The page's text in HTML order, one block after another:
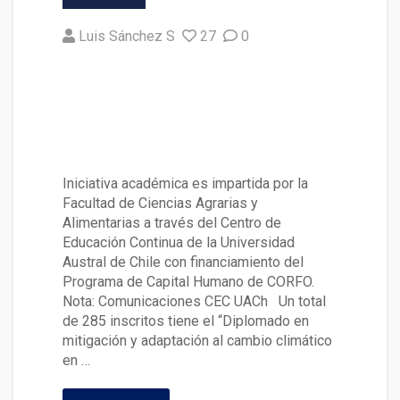
Luis Sánchez S 27 0
Iniciativa académica es impartida por la
Facultad de Ciencias Agrarias y
Alimentarias a través del Centro de
Educación Continua de la Universidad
Austral de Chile con financiamiento del
Programa de Capital Humano de CORFO.
Nota: Comunicaciones CEC UACh Un total
de 285 inscritos tiene el “Diplomado en
mitigación y adaptación al cambio climático
en …